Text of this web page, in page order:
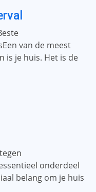
van de meest
is je huis. Het is de
onderdeel
belang om je huis